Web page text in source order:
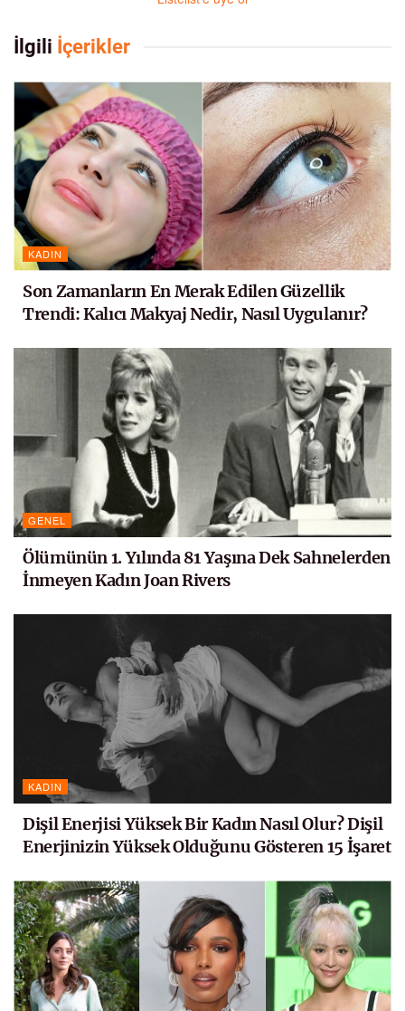
İlgili İçerikler
KADIN
Son Zamanların En Merak Edilen Güzellik
Trendi: Kalıcı Makyaj Nedir, Nasıl Uygulanır?
GENEL
Ölümünün 1. Yılında 81 Yaşına Dek Sahnelerden
İnmeyen Kadın Joan Rivers
KADIN
Dişil Enerjisi Yüksek Bir Kadın Nasıl Olur? Dişil
Enerjinizin Yüksek Olduğunu Gösteren 15 İşaret